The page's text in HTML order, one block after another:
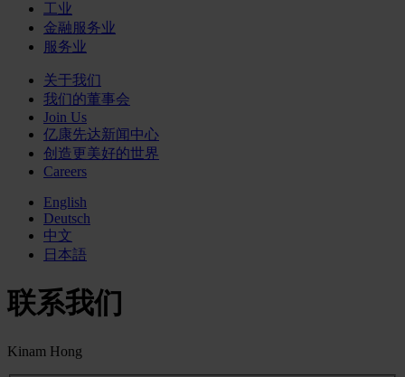
工业
金融服务业
服务业
关于我们
我们的董事会
Join Us
亿康先达新闻中心
创造更美好的世界
Careers
English
Deutsch
中文
日本語
联系我们
Kinam Hong